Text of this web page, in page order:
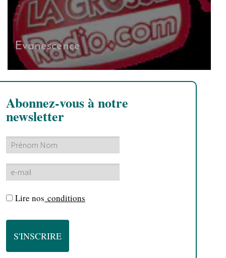
Evanescence
Abonnez-vous à notre
newsletter
Lire nos conditions